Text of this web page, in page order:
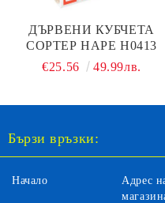
ДЪРВЕНИ КУБЧЕТА
СОРТЕР HAPE H0413
€25.56
49.99лв.
Бързи връзки:
Начало
Адрес